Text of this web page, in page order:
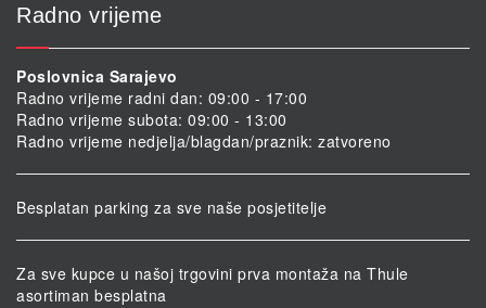
Radno vrijeme
Poslovnica Sarajevo
Radno vrijeme radni dan: 09:00 - 17:00
Radno vrijeme subota: 09:00 - 13:00
Radno vrijeme nedjelja/blagdan/praznik: zatvoreno
Besplatan parking za sve naše posjetitelje
Za sve kupce u našoj trgovini prva montaža na Thule
asortiman besplatna